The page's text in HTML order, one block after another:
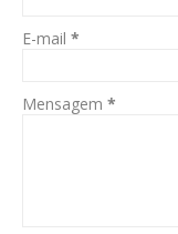
E-mail *
Mensagem *